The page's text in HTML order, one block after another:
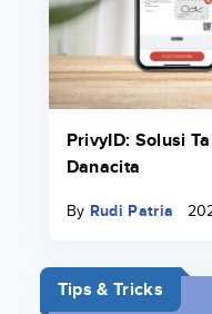
PrivyID: Solusi
Danacita
By Rudi Patria
Tips & Tricks